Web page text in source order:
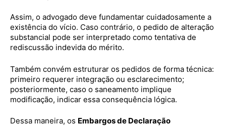
Assim, o advogado deve fundamentar cuidadosamente a
existência do vício. Caso contrário, o pedido de alteração
substancial pode ser interpretado como tentativa de
rediscussão indevida do mérito.
Também convém estruturar os pedidos de forma técnica:
primeiro requerer integração ou esclarecimento;
posteriormente, caso o saneamento implique
modificação, indicar essa consequência lógica.
Dessa maneira, os Embargos de Declaração